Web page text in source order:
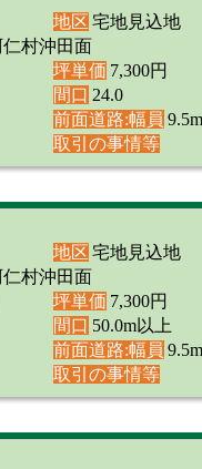
地区 宅地見込地
村沖田面
坪単価 7,300円
間口 24.0
前面道路:幅員 9.5m
取引の事情等
地区 宅地見込地
村沖田面
坪単価 7,300円
間口 50.0m以上
前面道路:幅員 9.5m
取引の事情等